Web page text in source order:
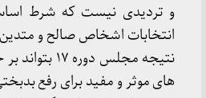
و تردیدی نیست که شرط
انتخابات اشخاص صالح و
نتیجه مجلس
های موثر و مفید برای رفع